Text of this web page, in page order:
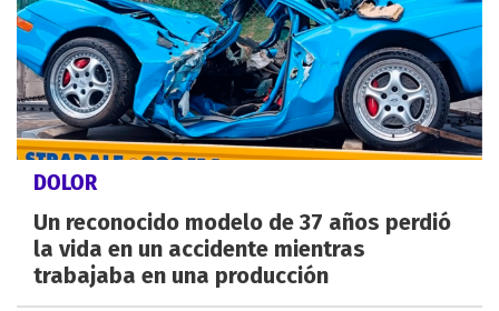
DOLOR
Un reconocido modelo de 37 años perdió
la vida en un accidente mientras
trabajaba en una producción